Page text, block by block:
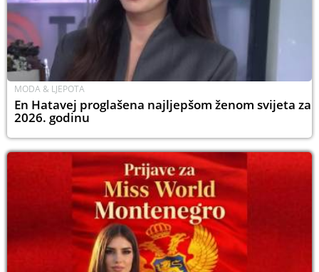
MODA & LJEPOTA
En Hatavej proglašena najljepšom ženom svijeta za
2026. godinu